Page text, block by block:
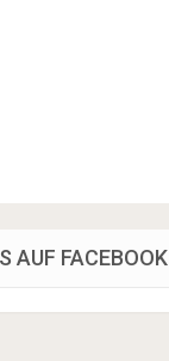
AUF FACEBOOK